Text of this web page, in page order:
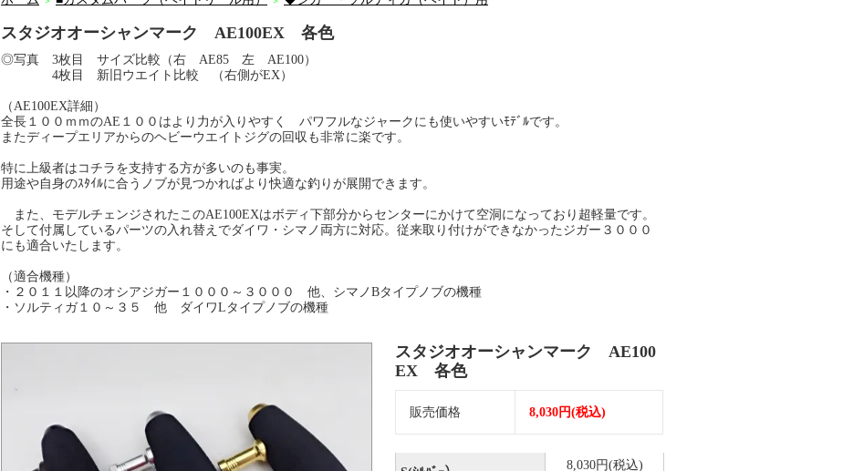
スタジオオーシャンマーク AE100EX 各色
◎写真 3枚目 サイズ比較（右 AE85 左 AE100）
4枚目 新旧ウエイト比較 （右側がEX）
（AE100EX詳細）
全長１００ｍｍのAE１００はより力が入りやすく パワフルなジャークにも使いやすいﾓﾃﾞﾙです。
またディープエリアからのヘビーウエイトジグの回収も非常に楽です。
特に上級者はコチラを支持する方が多いのも事実。
用途や自身のｽﾀｲﾙに合うノブが見つかればより快適な釣りが展開できます。
また、モデルチェンジされたこのAE100EXはボディ下部分からセンターにかけて空洞になっており超軽量です。
そして付属しているパーツの入れ替えでダイワ・シマノ両方に対応。従来取り付けができなかったジガー３０００
にも適合いたします。
（適合機種）
・２０１１以降のオシアジガー１０００～３０００ 他、シマノBタイプノブの機種
・ソルティガ１０～３５ 他 ダイワLタイプノブの機種
スタジオオーシャンマーク AE100
EX 各色
販売価格 8,030円(税込)
8,030円(税込)